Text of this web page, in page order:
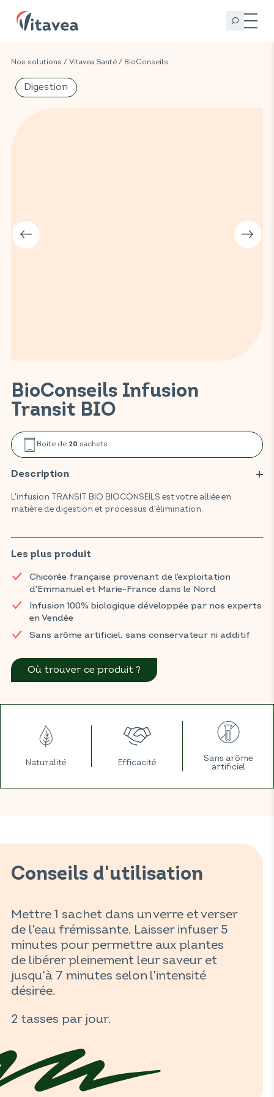
Nos solutions / Vitavea Santé / BioConseils
BioConseils Infusion
Transit BIO
Boite de 20 sachets
Description
L'infusion TRANSIT BIO BIOCONSEILS est votre alliée en
matière de digestion et processus d'élimination.
mouvement gastro-intestinal pour un transit régulier.
Retrouvez vos produits BIOCONSEILS dans votre magasin BIO
habituel.
Les plus produit
Chicorée française provenant de l'exploitation
d'Emmanuel et Marie-France dans le Nord
Infusion 100% biologique développée par nos experts
en Vendée
Sans arôme artificiel, sans conservateur ni additif
Où trouver ce produit ?
Digestion
Naturalité Efficacité
Sans arôme
artificiel
Conseils d'utilisation
Mettre 1 sachet dans un verre et verser
de l'eau frémissante. Laisser infuser 5
minutes pour permettre aux plantes
de libérer pleinement leur saveur et
jusqu'à 7 minutes selon l'intensité
désirée.
2 tasses par jour.